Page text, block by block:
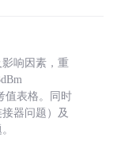
响因素，重
值表格。同时
器问题）及